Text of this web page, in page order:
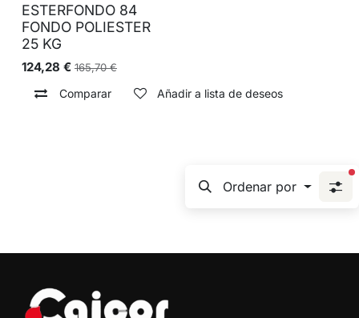
ESTERFONDO 84
FONDO POLIESTER
25 KG
124,28 € 165,70€
Comparar Añadir a lista de deseos
Ordenar por